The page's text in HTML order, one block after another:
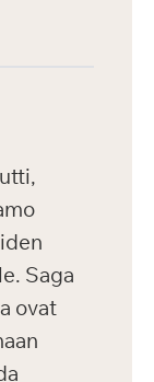
Saga
ovat